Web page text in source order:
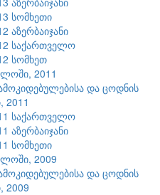
სომხეთი
აზერბაიჯანი
საქართველო
სომხეთ
2011
და ცოდნის
2011
საქართველო
აზერბაიჯანი
სომხეთი
2009
და ცოდნის
2009